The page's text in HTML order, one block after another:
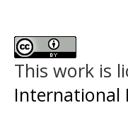
This work is
International